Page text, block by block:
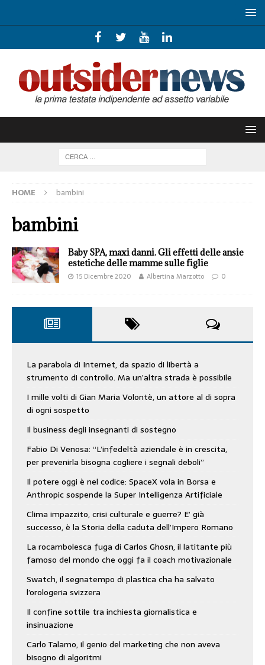
HOME bambini
bambini
Baby SPA, maxi danni. Gli effetti delle ansie
estetiche delle mamme sulle figlie
15 Dicembre 2020 Albertina Marzotto 0
La parabola di Internet, da spazio di libertà a
strumento di controllo. Ma un’altra strada è possibile
I mille volti di Gian Maria Volontè, un attore al di sopra
di ogni sospetto
Il business degli insegnanti di sostegno
Fabio Di Venosa: “L’infedeltà aziendale è in crescita,
per prevenirla bisogna cogliere i segnali deboli”
Il potere oggi è nel codice: SpaceX vola in Borsa e
Anthropic sospende la Super Intelligenza Artificiale
Clima impazzito, crisi culturale e guerre? E’ già
successo, è la Storia della caduta dell’Impero Romano
La rocambolesca fuga di Carlos Ghosn, il latitante più
famoso del mondo che oggi fa il coach motivazionale
Swatch, il segnatempo di plastica cha ha salvato
l’orologeria svizzera
Il confine sottile tra inchiesta giornalistica e
insinuazione
Carlo Talamo, il genio del marketing che non aveva
bisogno di algoritmi